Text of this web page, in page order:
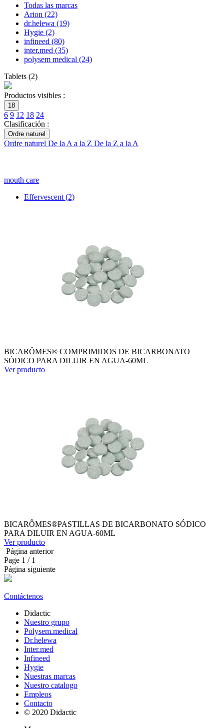
Todas las marcas
Arion (22)
dr.helewa (19)
Hygie (2)
infineed (80)
inter.med (35)
polysem medical (24)
Tablets (2)
Productos visibles :
18
6 9 12 18 24
Clasificación :
Ordre naturel
Ordre naturel De la A a la Z De la Z a la A
mouth care
Effervescent (2)
BICARÔMES® COMPRIMIDOS DE BICARBONATO
SÓDICO PARA DILUIR EN AGUA-60ML
Ver producto
BICARÔMES®PASTILLAS DE BICARBONATO SÓDICO
PARA DILUIR EN AGUA-60ML
Ver producto
Página anterior
Page 1 / 1
Página siguiente
Contáctenos
Didactic
Nuestro grupo
Polysem.medical
Dr.helewa
Inter.med
Infineed
Hygie
Nuestras marcas
Nuestro catalogo
Empleos
Contacto
© 2020 Didactic